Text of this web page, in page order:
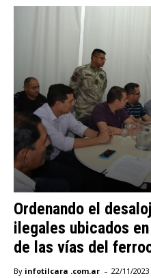
Ordenando el
ilegales ubicados
de las vías del
By infotilcara .com.ar - 22/11/2023